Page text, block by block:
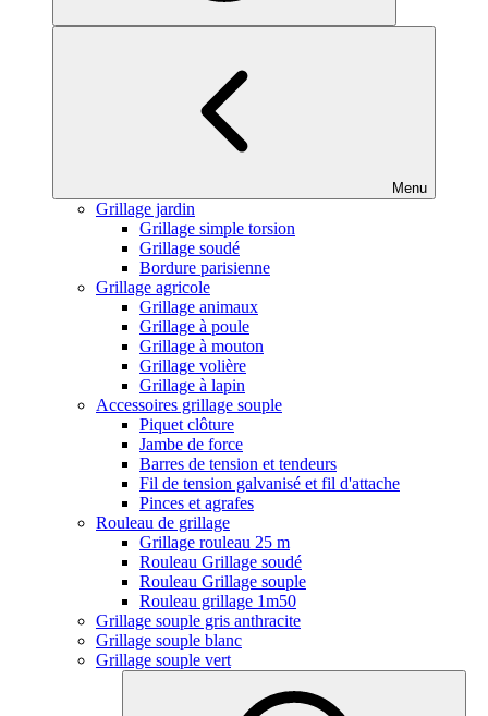
Menu
Grillage jardin
Grillage simple torsion
Grillage soudé
Bordure parisienne
Grillage agricole
Grillage animaux
Grillage à poule
Grillage à mouton
Grillage volière
Grillage à lapin
Accessoires grillage souple
Piquet clôture
Jambe de force
Barres de tension et tendeurs
Fil de tension galvanisé et fil d'attache
Pinces et agrafes
Rouleau de grillage
Grillage rouleau 25 m
Rouleau Grillage soudé
Rouleau Grillage souple
Rouleau grillage 1m50
Grillage souple gris anthracite
Grillage souple blanc
Grillage souple vert